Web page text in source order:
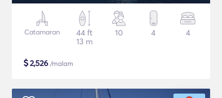
Catamaran
44 ft
13 m
10 4 4
$2,526 /malam